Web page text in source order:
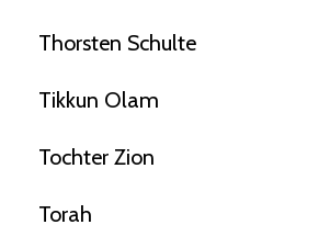
Thorsten Schulte
Tikkun Olam
Tochter Zion
Torah